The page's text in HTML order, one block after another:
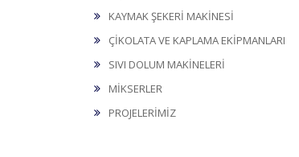
KAYMAK ŞEKERİ MAKİNESİ
ÇİKOLATA VE KAPLAMA EKİPMANLARI
SIVI DOLUM MAKİNELERİ
MİKSERLER
PROJELERİMİZ